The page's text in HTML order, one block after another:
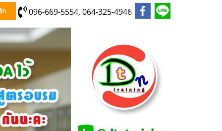
ก 096-669-5554, 064-325-4946